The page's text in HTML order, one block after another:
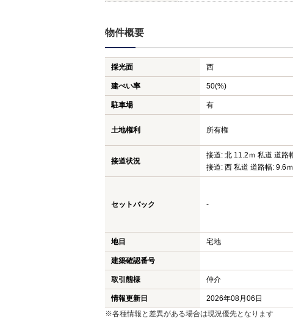
物件概要
採光面 西
建ぺい率 50(%)
駐車場 有
土地権利 所有権
接道状況
接道: 北 11.2ｍ 私道 道路
接道: 西 私道 道路幅: 9.6ｍ
セットバック -
地目 宅地
建築確認番号
取引態様 仲介
情報更新日 2026年08月06日
※各種情報と差異がある場合は現況優先となります